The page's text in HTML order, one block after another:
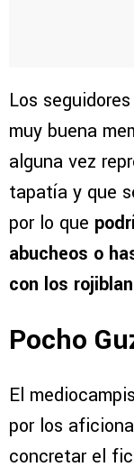
Los
muy buena
alguna vez
tapatía y que
por lo que
abucheos o
con los
Pocho
El
por los
concretar el